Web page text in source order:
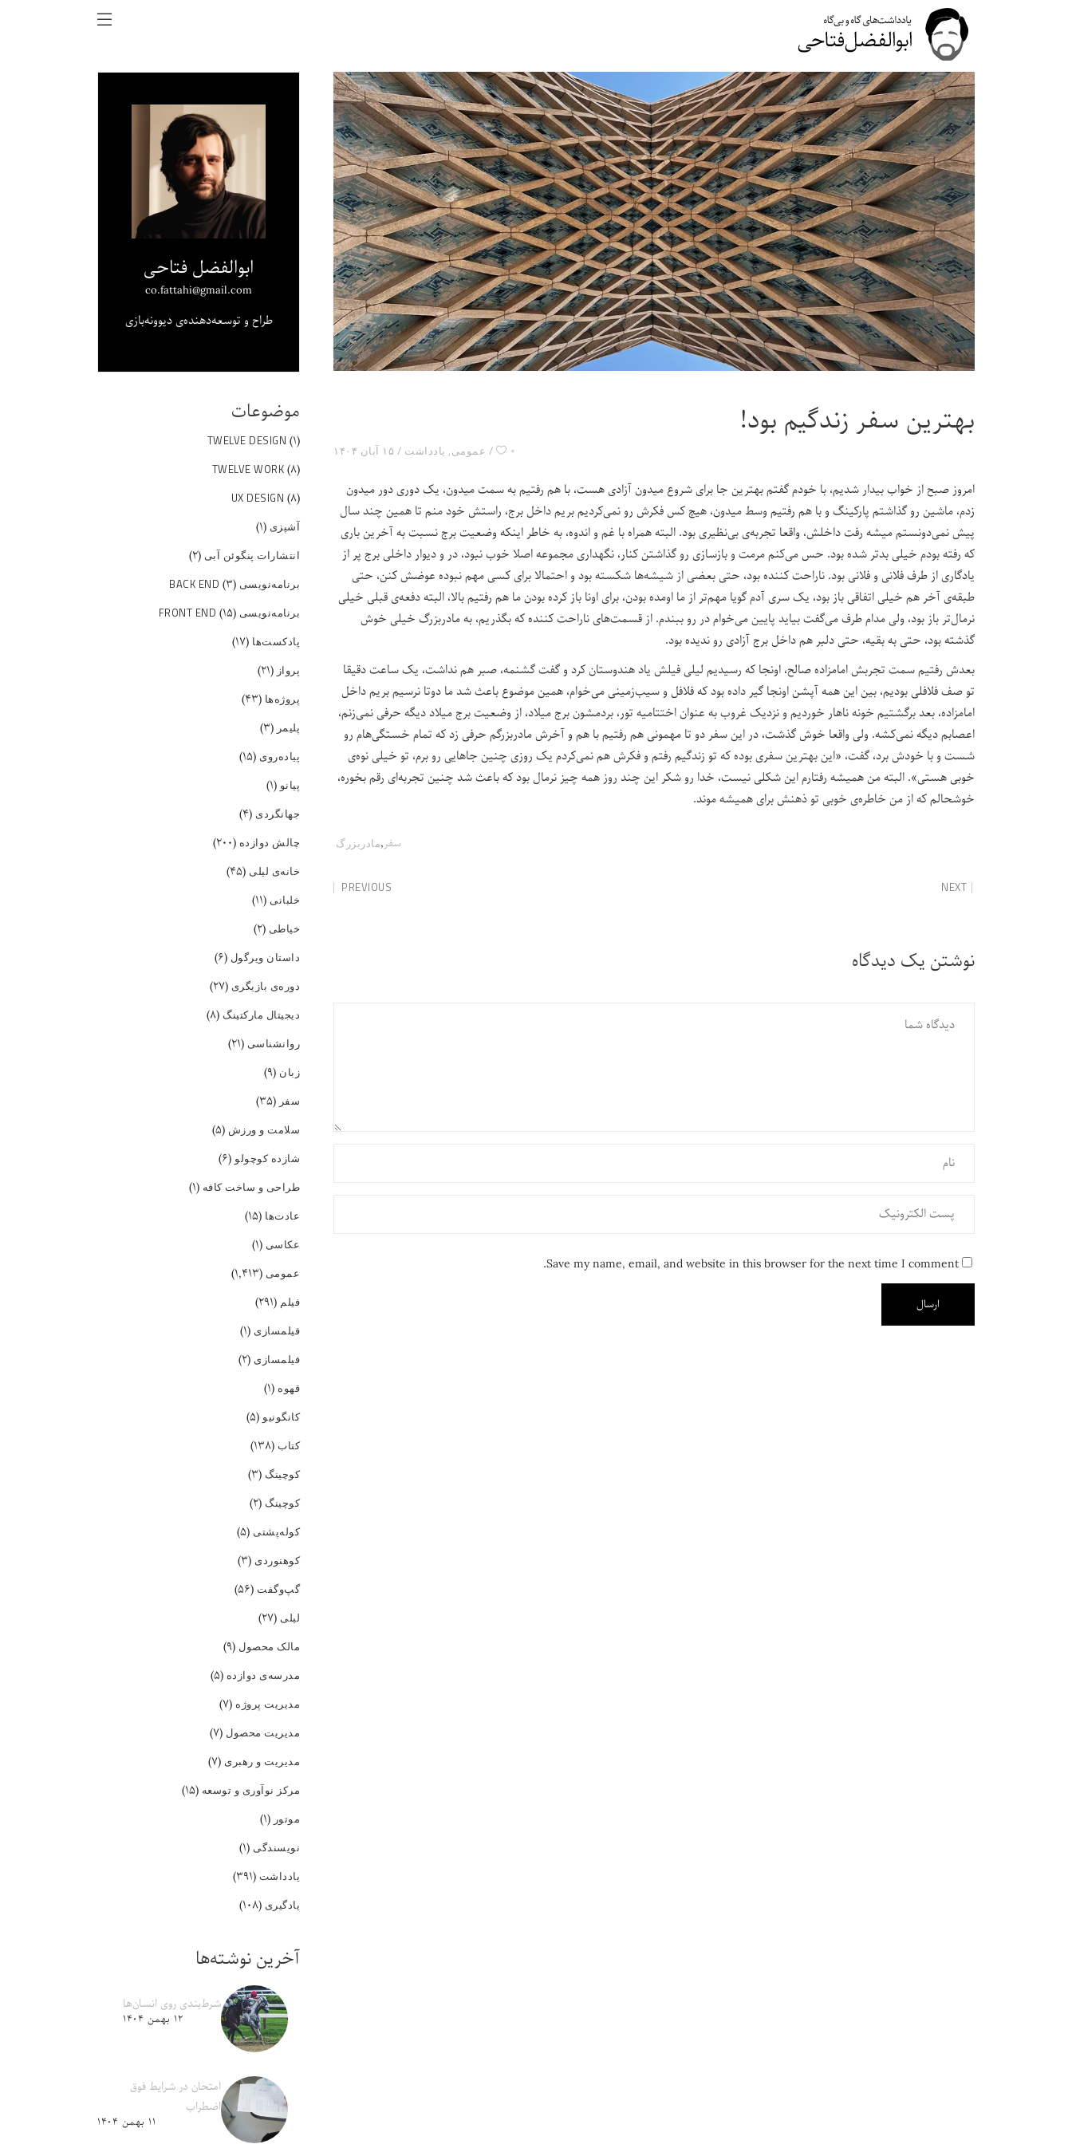
بهترین سفر زندگیم بود!
۱۵ آبان ۱۴۰۴ عمومی, یادداشت ۰
امروز صبح از خواب بیدار شدیم، با خودم گفتم بهترین جا برای شروع میدون آزادی هست، با هم رفتیم به سمت میدون، یک دوری دور میدون
زدم، ماشین رو گذاشتم پارکینگ و با هم رفتیم وسط میدون، هیچ کس فکرش رو نمی‌کردیم بریم داخل برج، راستش خود منم تا همین چند سال
پیش نمی‌دونستم میشه رفت داخلش، واقعا تجربه‌ی بی‌نظیری بود. البته همراه با غم و اندوه، به خاطر اینکه وضعیت برج نسبت به آخرین باری
که رفته بودم خیلی بدتر شده بود. حس می‌کنم مرمت و بازسازی رو گذاشتن کنار، نگهداری مجموعه اصلا خوب نبود، در و دیوار داخلی برج پر از
یادگاری از طرف فلانی و فلانی بود. ناراحت کننده بود، حتی بعضی از شیشه‌ها شکسته بود و احتمالا برای کسی مهم نبوده عوضش کنن، حتی
طبقه‌ی‌ آخر هم خیلی اتفاقی باز بود، یک سری آدم گویا مهم‌تر از ما اومده بودن، برای اونا باز کرده بودن ما هم رفتیم بالا، البته دفعه‌ی قبلی خیلی
نرمال‌تر باز بود، ولی مدام طرف می‌گفت بیاید پایین می‌خوام در رو ببندم. از قسمت‌های ناراحت کننده که بگذریم، به مادربزرگ خیلی خوش
گذشته بود، حتی به بقیه، حتی دلبر هم داخل برج آزادی رو ندیده بود.
بعدش رفتیم سمت تجربش امامزاده صالح، اونجا که رسیدیم لیلی فیلش یاد هندوستان کرد و گفت گشنمه، صبر هم نداشت، یک ساعت دقیقا
تو صف فلافلی بودیم، بین این همه آپشن اونجا گیر داده بود که فلافل و سیب‌زمینی می‌خوام، همین موضوع باعث شد ما دوتا نرسیم بریم داخل
امامزاده، بعد برگشتیم خونه ناهار خوردیم و نزدیک غروب به عنوان اختتامیه تور، بردمشون برج میلاد، از وضعیت برج میلاد دیگه حرفی نمی‌زنم،
اعصابم دیگه نمی‌کشه. ولی واقعا خوش گذشت، در این سفر دو تا مهمونی هم رفتیم با هم و آخرش مادربزرگم حرفی زد که تمام خستگی‌هام رو
شست و با خودش برد، گفت، «این بهترین سفری بوده که تو زندگیم رفتم و فکرش هم نمی‌کردم یک روزی چنین جاهایی رو برم، تو خیلی نوه‌ی
خوبی‌ هستی». البته من همیشه رفتارم این شکلی نیست، خدا رو شکر این چند روز همه چیز نرمال بود که باعث شد چنین تجربه‌ای رقم بخوره،
خوشحالم که از من خاطره‌ی خوبی تو ذهنش برای همیشه موند.
سفر,مادربزرگ
PREVIOUS NEXT
نوشتن یک دیدگاه
Save my name, email, and website in this browser for the next time I comment.
ابوالفضل فتاحی
co.fattahi@gmail.com
طراح و توسعه‌دهنده‌ی دیوونه‌بازی
موضوعات
TWELVE DESIGN (۱)
TWELVE WORK (۸)
UX DESIGN (۸)
آشپزی (۱)
انتشارات پنگوئن آبی (۲)
برنامه‌نویسی BACK END (۳)
برنامه‌نویسی FRONT END (۱۵)
پادکست‌ها (۱۷)
پرواز(۲۱)
پروژه‌ها (۴۳)
پلیمر(۳)
پیاده‌روی (۱۵)
پیانو(۱)
جهانگردی (۴)
چالش دوازده (۲۰۰)
خانه‌ی لیلی (۴۵)
خلبانی (۱۱)
خیاطی (۲)
داستان ویرگول (۶)
دوره‌ی بازیگری (۲۷)
دیجیتال مارکتینگ (۸)
روانشناسی (۲۱)
زبان (۹)
سفر(۳۵)
سلامت و ورزش (۵)
شازده کوچولو(۶)
طراحی و ساخت کافه (۱)
عادت‌ها (۱۵)
عکاسی (۱)
عمومی (۱,۴۱۳)
فیلم (۲۹۱)
فیلمسازی (۱)
فیلمسازی (۲)
قهوه (۱)
کانگونیو(۵)
کتاب (۱۳۸)
کوچینگ (۳)
کوچینگ (۲)
کوله‌پشتی (۵)
کوهنوردی (۳)
گپ‌و‌گفت (۵۶)
لیلی (۲۷)
مالک محصول (۹)
مدرسه‌ی دوازده (۵)
مدیریت پروژه (۷)
مدیریت محصول (۷)
مدیریت و رهبری (۷)
مرکز نوآوری و توسعه (۱۵)
موتور(۱)
نویسندگی (۱)
یادداشت (۳۹۱)
یادگیری (۱۰۸)
آخرین نوشته‌ها
شرط‌بندی روی انسان‌ها
۱۲ بهمن ۱۴۰۴
امتحان در شرایط فوق
اضطراب
۱۱ بهمن ۱۴۰۴